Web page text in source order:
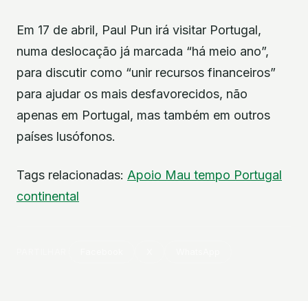
Em 17 de abril, Paul Pun irá visitar Portugal,
numa deslocação já marcada “há meio ano”,
para discutir como “unir recursos financeiros”
para ajudar os mais desfavorecidos, não
apenas em Portugal, mas também em outros
países lusófonos.
Tags relacionadas: Apoio Mau tempo Portugal
continental